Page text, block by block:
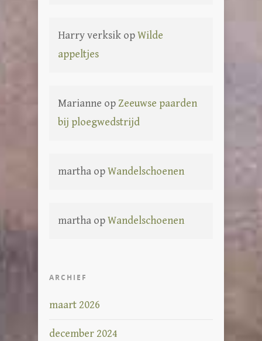
Harry verksik opWilde
appeltjes
Marianne opZeeuwse paarden
bij ploegwedstrijd
martha opWandelschoenen
martha opWandelschoenen
ARCHIEF
maart 2026
december 2024